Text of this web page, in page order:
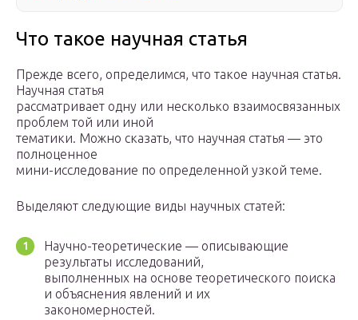
Что такое научная статья
Прежде всего, определимся, что такое научная статья.
Научная статья
рассматривает одну или несколько взаимосвязанных
проблем той или иной
тематики. Можно сказать, что научная статья — это
полноценное
мини-исследование по определенной узкой теме.
Выделяют следующие виды научных статей:
Научно-теоретические — описывающие
результаты исследований,
выполненных на основе теоретического поиска
и объяснения явлений и их
закономерностей.